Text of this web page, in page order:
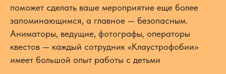
поможет сделать ваше мероприятие еще более
запоминающимся, а главное — безопасным.
Аниматоры, ведущие, фотографы, операторы
квестов — каждый сотрудник «Клаустрофобии»
имеет большой опыт работы с детьми